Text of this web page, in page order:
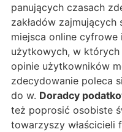
panujących czasach
zakładów
miejsca online cyfrowe
użytkowych, w
opinie użytkowników
zdecydowanie poleca
do w. Doradcy
też poprosić osobiste
towarzyszy właścicieli